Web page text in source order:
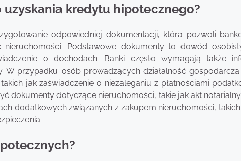
kredytu hipotecznego?
odpowiedniej dokumentacji, która pozwoli
Podstawowe dokumenty to dowód
o dochodach. Banki często wymagają także
W przypadku osób prowadzących działalność gospodarczą
jak zaświadczenie o niezaleganiu z płatnościami
dokumenty dotyczące nieruchomości, takie jak akt
dodatkowych związanych z zakupem nieruchomości,